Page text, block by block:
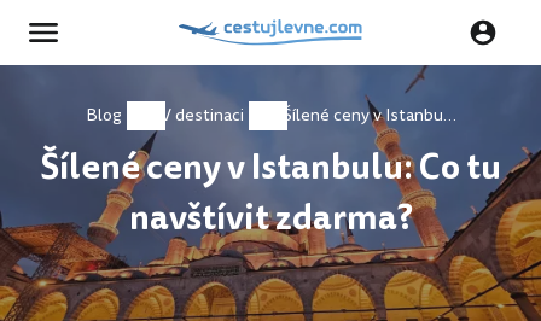
Blog V destinaci Šílené ceny v Istanbulu: Co tu navštívit zdarma?
Šílené ceny v Istanbulu: Co tu
navštívit zdarma?